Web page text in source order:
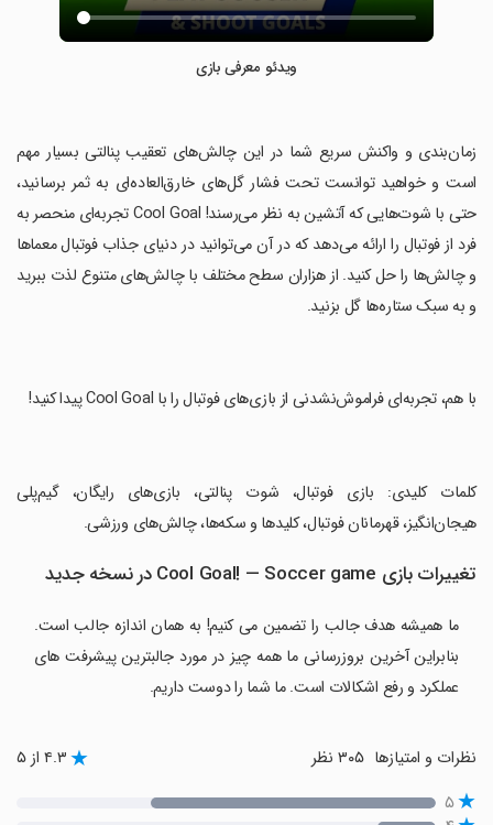
ویدئو معرفی بازی
‏زمان‌بندی و واکنش سریع شما در این چالش‌های تعقیب پنالتی بسیار مهم
است و خواهید توانست تحت فشار گل‌های خارق‌العاده‌ای به ثمر برسانید،
حتی با شوت‌هایی که آتشین به نظر می‌رسند! Cool Goal تجربه‌ای منحصر به
فرد از فوتبال را ارائه می‌دهد که در آن می‌توانید در دنیای جذاب فوتبال معماها
و چالش‌ها را حل کنید. از هزاران سطح مختلف با چالش‌های متنوع لذت ببرید
و به سبک ستاره‌ها گل بزنید.
‏با هم، تجربه‌ای فراموش‌نشدنی از بازی‌های فوتبال را با Cool Goal پیدا کنید!
‏کلمات کلیدی: بازی فوتبال، شوت پنالتی، بازی‌های رایگان، گیم‌پلی
هیجان‌انگیز، قهرمانان فوتبال، کلیدها و سکه‌ها، چالش‌های ورزشی.
تغییرات بازی Cool Goal! — Soccer game در نسخه جدید
ما همیشه هدف جالب را تضمین می کنیم! به همان اندازه جالب است.
بنابراین آخرین بروزرسانی ما همه چیز در مورد جالبترین پیشرفت های
عملکرد و رفع اشکالات است. ما شما را دوست داریم.
نظرات و امتیازها ۴.۳ از ۵
۵